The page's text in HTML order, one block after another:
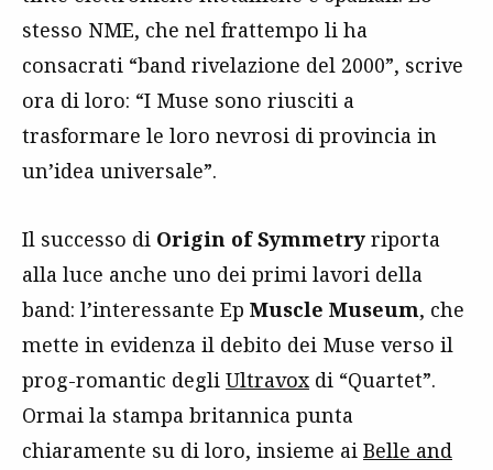
stesso NME, che nel frattempo li ha
consacrati “band rivelazione del 2000”, scrive
ora di loro: “I Muse sono riusciti a
trasformare le loro nevrosi di provincia in
un’idea universale”.
Il successo di Origin of Symmetry riporta
alla luce anche uno dei primi lavori della
band: l’interessante Ep Muscle Museum, che
mette in evidenza il debito dei Muse verso il
prog-romantic degli Ultravox di “Quartet”.
Ormai la stampa britannica punta
chiaramente su di loro, insieme ai Belle and